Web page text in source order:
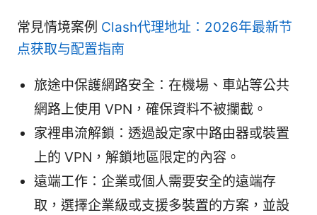
常見情境案例 Clash代理地址：2026年最新节
点获取与配置指南
旅途中保護網路安全：在機場、車站等公共
網路上使用 VPN，確保資料不被攔截。
家裡串流解鎖：透過設定家中路由器或裝置
上的 VPN，解鎖地區限定的內容。
遠端工作：企業或個人需要安全的遠端存
取，選擇企業級或支援多裝置的方案，並設